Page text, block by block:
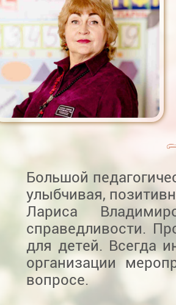
Большой
улыбчивая,
Лариса
справедливости.
для детей. Всегда
организации
вопросе.